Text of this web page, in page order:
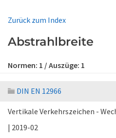
Zurück zum Index
Abstrahlbreite
Normen: 1 / Auszüge: 1
DIN EN 12966
Vertikale Verkehrszeichen -
| 2019-02